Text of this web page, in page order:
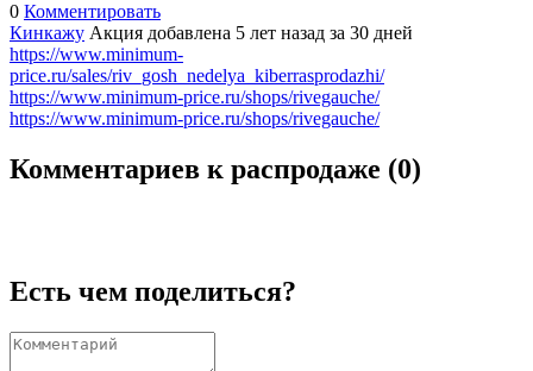
0 Комментировать
Кинкажу Акция добавлена 5 лет назад за 30 дней
https://www.minimum-
price.ru/sales/riv_gosh_nedelya_kiberrasprodazhi/
https://www.minimum-price.ru/shops/rivegauche/
https://www.minimum-price.ru/shops/rivegauche/
Комментариев к распродаже (0)
Есть чем поделиться?